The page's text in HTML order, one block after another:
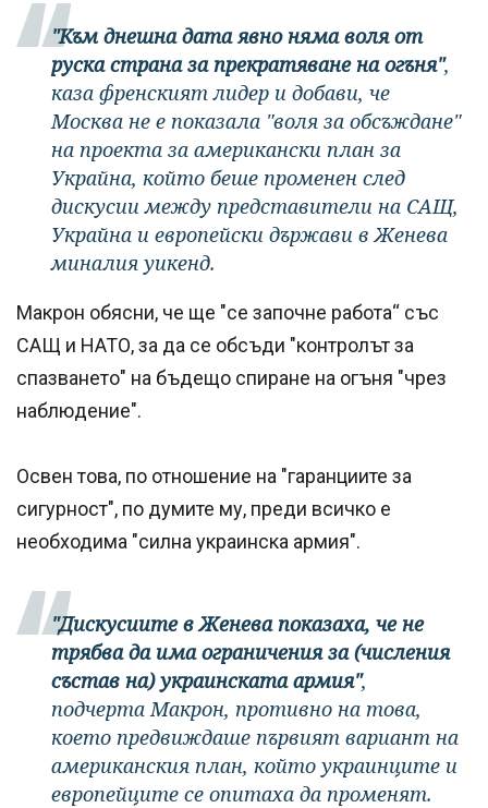
"Към днешна дата явно няма воля от
руска страна за прекратяване на огъня",
каза френският лидер и добави, че
Москва не е показала "воля за обсъждане"
на проекта за американски план за
Украйна, който беше променен след
дискусии между представители на САЩ,
Украйна и европейски държави в Женева
миналия уикенд.
Макрон обясни, че ще "се започне работа“ със
САЩ и НАТО, за да се обсъди "контролът за
спазването" на бъдещо спиране на огъня "чрез
наблюдение".
Освен това, по отношение на "гаранциите за
сигурност", по думите му, преди всичко е
необходима "силна украинска армия".
"Дискусиите в Женева показаха, че не
трябва да има ограничения за (числения
състав на) украинската армия",
подчерта Макрон, противно на това,
което предвиждаше първият вариант на
американския план, който украинците и
европейците се опитаха да променят.